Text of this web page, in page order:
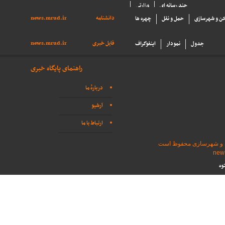
وزارتی
چند رسانه ای
دانشنامه
news.mrud.ir چهره ها حمل و نقل و شهرسازی
فایل خبری news.mrud.ir اینفوگراف نمودار جدول
راهنمای پایگاه خبری
دربارهٔ ما
آرشیو
ارتباط با ما
و شهرسازی محفوظ است